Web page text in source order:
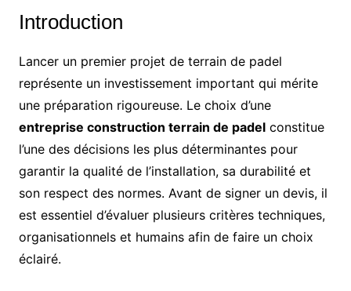
Introduction
Lancer un premier projet de terrain de padel
représente un investissement important qui mérite
une préparation rigoureuse. Le choix d’une
entreprise construction terrain de padelconstitue
l’une des décisions les plus déterminantes pour
garantir la qualité de l’installation, sa durabilité et
son respect des normes. Avant de signer un devis, il
est essentiel d’évaluer plusieurs critères techniques,
organisationnels et humains afin de faire un choix
éclairé.